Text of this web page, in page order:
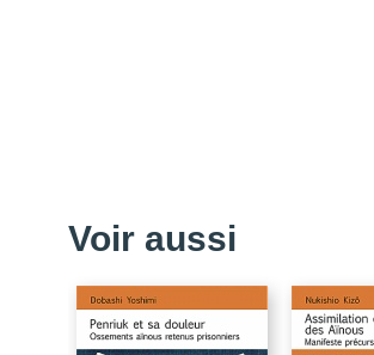
Voir aussi